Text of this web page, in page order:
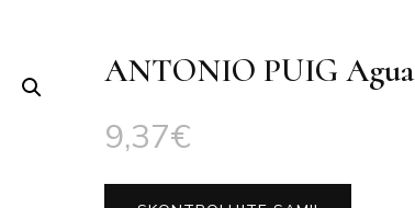
ANTONIO PUIG
9,37€